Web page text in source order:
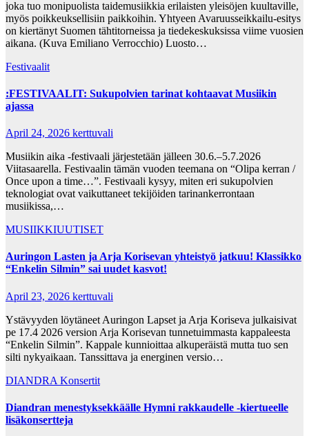
joka tuo monipuolista taidemusiikkia erilaisten yleisöjen kuultaville,
myös poikkeuksellisiin paikkoihin. Yhtyeen Avaruusseikkailu-esitys
on kiertänyt Suomen tähtitorneissa ja tiedekeskuksissa viime vuosien
aikana. (Kuva Emiliano Verrocchio) Luosto…
Festivaalit
:FESTIVAALIT: Sukupolvien tarinat kohtaavat Musiikin
ajassa
April 24, 2026 kerttuvali
Musiikin aika -festivaali järjestetään jälleen 30.6.–5.7.2026
Viitasaarella. Festivaalin tämän vuoden teemana on “Olipa kerran /
Once upon a time…”. Festivaali kysyy, miten eri sukupolvien
teknologiat ovat vaikuttaneet tekijöiden tarinankerrontaan
musiikissa,…
MUSIIKKIUUTISET
Auringon Lasten ja Arja Korisevan yhteistyö jatkuu! Klassikko
“Enkelin Silmin” sai uudet kasvot!
April 23, 2026 kerttuvali
Ystävyyden löytäneet Auringon Lapset ja Arja Koriseva julkaisivat
pe 17.4 2026 version Arja Korisevan tunnetuimmasta kappaleesta
“Enkelin Silmin”. Kappale kunnioittaa alkuperäistä mutta tuo sen
silti nykyaikaan. Tanssittava ja energinen versio…
DIANDRA Konsertit
Diandran menestyksekkäälle Hymni rakkaudelle -kiertueelle
lisäkonsertteja